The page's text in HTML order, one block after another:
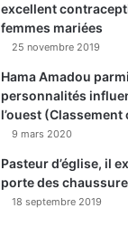
excellent
femmes mariées
25 novembre 2019
Hama Amadou
personnalités
l’ouest (Classement
9 mars 2020
Pasteur d’église, il
porte des
18 septembre 2019